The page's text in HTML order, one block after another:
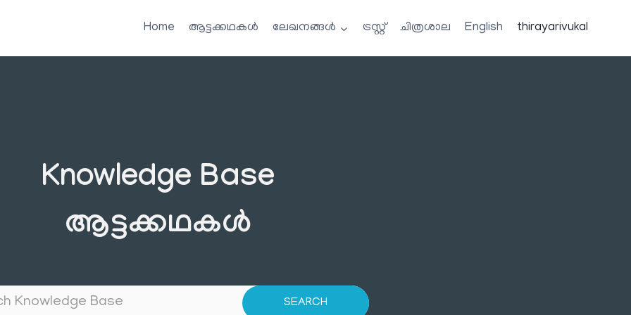
Home ആട്ടക്കഥകൾ ലേഖനങ്ങൾ ട്രസ്റ്റ് ചിത്രശാല English thirayarivukal
Knowledge Base
ആട്ടക്കഥകൾ